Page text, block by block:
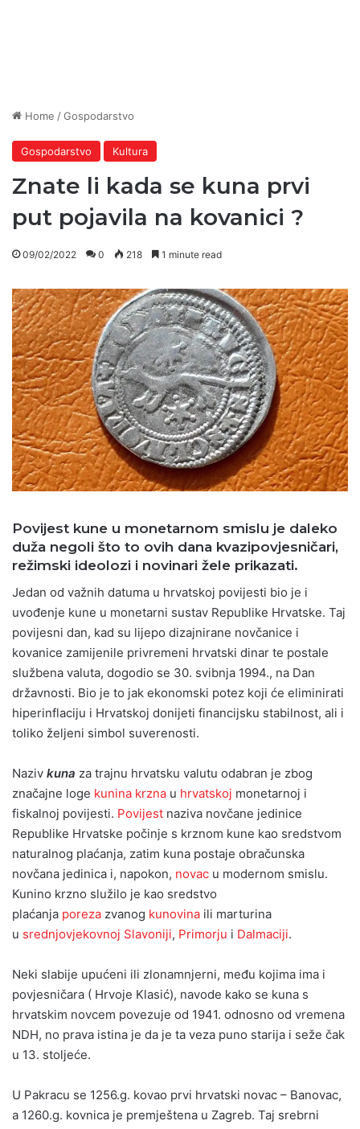
Home /Gospodarstvo
Gospodarstvo Kultura
Znate li kada se kuna prvi
put pojavila na kovanici ?
09/02/2022 0 218 1 minute read
Povijest kune u monetarnom smislu je daleko
duža negoli što to ovih dana kvazipovjesničari,
režimski ideolozi i novinari žele prikazati.
Jedan od važnih datuma u hrvatskoj povijesti bio je i
uvođenje kune u monetarni sustav Republike Hrvatske. Taj
povijesni dan, kad su lijepo dizajnirane novčanice i
kovanice zamijenile privremeni hrvatski dinar te postale
službena valuta, dogodio se 30. svibnja 1994., na Dan
državnosti. Bio je to jak ekonomski potez koji će eliminirati
hiperinflaciju i Hrvatskoj donijeti financijsku stabilnost, ali i
toliko željeni simbol suverenosti.
Naziv kuna za trajnu hrvatsku valutu odabran je zbog
značajne loge kunina krzna u hrvatskoj monetarnoj i
fiskalnoj povijesti. Povijest naziva novčane jedinice
Republike Hrvatske počinje s krznom kune kao sredstvom
naturalnog plaćanja, zatim kuna postaje obračunska
novčana jedinica i, napokon, novac u modernom smislu.
Kunino krzno služilo je kao sredstvo
plaćanja poreza zvanog kunovina ili marturina
u srednjovjekovnoj Slavoniji, Primorju i Dalmaciji.
Neki slabije upućeni ili zlonamnjerni, među kojima ima i
povjesničara ( Hrvoje Klasić), navode kako se kuna s
hrvatskim novcem povezuje od 1941. odnosno od vremena
NDH, no prava istina je da je ta veza puno starija i seže čak
u 13. stoljeće.
U Pakracu se 1256.g. kovao prvi hrvatski novac – Banovac,
a 1260.g. kovnica je premještena u Zagreb. Taj srebrni